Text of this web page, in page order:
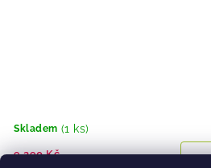
Skladem (1 ks)
9 290 Kč